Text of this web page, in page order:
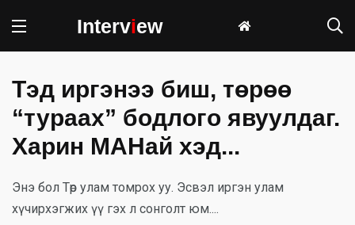
Interview
Тэд иргэнээ биш, төрөө
“тураах” бодлого явуулдаг.
Харин МАНай хэд...
Энэ бол Төр улам томрох уу. Эсвэл иргэн улам
хүчирхэгжих үү гэх л сонголт юм....